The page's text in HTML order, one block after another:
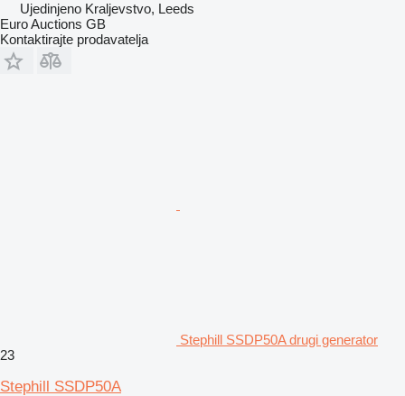
Ujedinjeno Kraljevstvo, Leeds
Euro Auctions GB
Kontaktirajte prodavatelja
Stephill SSDP50A drugi generator
23
Stephill SSDP50A